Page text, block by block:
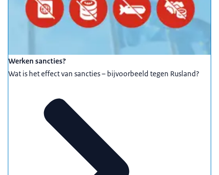
Werken sancties?
Wat is het effect van sancties – bijvoorbeeld tegen Rusland?